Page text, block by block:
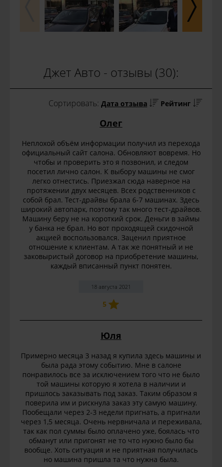
Джет Авто - отзывы (30):
Сортировать: Дата отзыва Рейтинг
Олег
Неплохой объём информации получил из перехода
официальный сайт салона. Обновляют вовремя. Но
чтобы и проверить это я позвонил, и следом
посетил лично салон. К выбору машины не смог
легко отнестись. Приезжал сюда наверное на
протяжении двух месяцев. Всех родственников с
собой брал. Тест-драйвы брала 6-7 машинах. Здесь
широкий автопарк, поэтому так много тест-драйвов.
Машину беру не на короткий срок. Деньги в займы
у банка не брал. Но вот проходящей скидочной
акцией воспользовался. Заценил приятное
отношение к клиентам. А так же понятный и не
заковыристый договор на приобретение машины,
каждый вписанный пункт понятен.
18 августа 2021
5
Юля
Примерно месяца 3 назад я купила здесь машины и
была рада этому событию. Мне в салоне
понравилось все за исключением того что не было
той машины которую я хотела в наличии и
пришлось заказывать под заказ. Таким образом я
поверила им и рискнула заказ эту самую машину.
Пообещали через 2-3 недели пригнать, а пригнали
через 1,5 месяца. Очень нервничала и переживала,
так как пол суммы было оплачено уже, боялась что
обманут или пригонят не то что нужно было бы
вообще. Хоть ситуация и не приятная получилась
но машина пришла та что нужна была.